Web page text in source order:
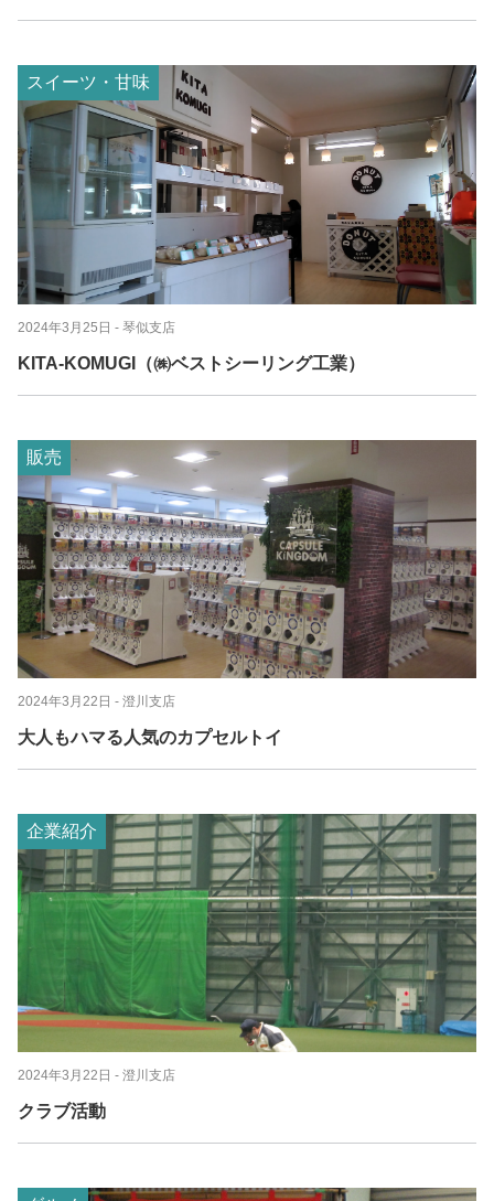
スイーツ・甘味
2024年3月25日 - 琴似支店
KITA-KOMUGI（㈱ベストシーリング工業）
販売
2024年3月22日 - 澄川支店
大人もハマる人気のカプセルトイ
企業紹介
2024年3月22日 - 澄川支店
クラブ活動